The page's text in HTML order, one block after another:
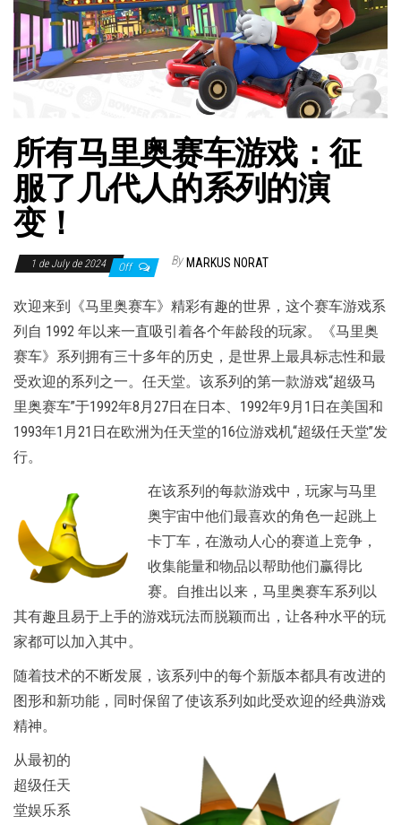
所有马里奥赛车游戏：征
服了几代人的系列的演
变！
1 de July de 2024 Off By MARKUS NORAT
欢迎来到《马里奥赛车》精彩有趣的世界，这个赛车游戏系
列自 1992 年以来一直吸引着各个年龄段的玩家。《马里奥
赛车》系列拥有三十多年的历史，是世界上最具标志性和最
受欢迎的系列之一。任天堂。该系列的第一款游戏“超级马
里奥赛车”于1992年8月27日在日本、1992年9月1日在美国和
1993年1月21日在欧洲为任天堂的16位游戏机“超级任天堂”发
行。
在该系列的每款游戏中，玩家与马里
奥宇宙中他们最喜欢的角色一起跳上
卡丁车，在激动人心的赛道上竞争，
收集能量和物品以帮助他们赢得比
赛。自推出以来，马里奥赛车系列以
其有趣且易于上手的游戏玩法而脱颖而出，让各种水平的玩
家都可以加入其中。
随着技术的不断发展，该系列中的每个新版本都具有改进的
图形和新功能，同时保留了使该系列如此受欢迎的经典游戏
精神。
从最初的
超级任天
堂娱乐系